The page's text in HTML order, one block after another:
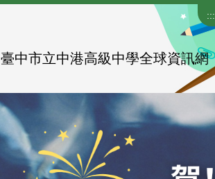
臺中市立中港高級中學全球資訊網
:::